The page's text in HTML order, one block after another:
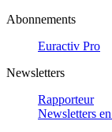
Abonnements
Euractiv Pro
Newsletters
Rapporteur
Newsletters